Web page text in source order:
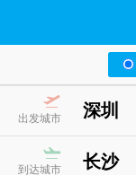
出发城市 深圳
到达城市 长沙